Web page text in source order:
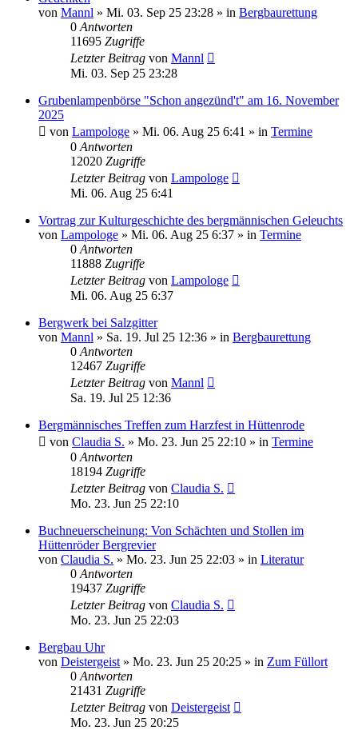
von Mannl » Mi. 03. Sep 25 23:28 » in Bergbaurettung
0 Antworten
11695 Zugriffe
Letzter Beitrag von Mannl
Mi. 03. Sep 25 23:28
Grubenlampenbörse "Schon angezünd't" am 16. November
2025
von Lampologe » Mi. 06. Aug 25 6:41 » in Termine
0 Antworten
12020 Zugriffe
Letzter Beitrag von Lampologe
Mi. 06. Aug 25 6:41
Vortrag zur Kulturgeschichte des bergmännischen Geleuchts
von Lampologe » Mi. 06. Aug 25 6:37 » in Termine
0 Antworten
11888 Zugriffe
Letzter Beitrag von Lampologe
Mi. 06. Aug 25 6:37
Bergwerk bei Salzgitter
von Mannl » Sa. 19. Jul 25 12:36 » in Bergbaurettung
0 Antworten
12467 Zugriffe
Letzter Beitrag von Mannl
Sa. 19. Jul 25 12:36
Bergmännisches Treffen zum Harzfest in Hüttenrode
von Claudia S. » Mo. 23. Jun 25 22:10 » in Termine
0 Antworten
18194 Zugriffe
Letzter Beitrag von Claudia S.
Mo. 23. Jun 25 22:10
Buchneuerscheinung: Von Schächten und Stollen im
Hüttenröder Bergrevier
von Claudia S. » Mo. 23. Jun 25 22:03 » in Literatur
0 Antworten
19437 Zugriffe
Letzter Beitrag von Claudia S.
Mo. 23. Jun 25 22:03
Bergbau Uhr
von Deistergeist » Mo. 23. Jun 25 20:25 » in Zum Füllort
0 Antworten
21431 Zugriffe
Letzter Beitrag von Deistergeist
Mo. 23. Jun 25 20:25